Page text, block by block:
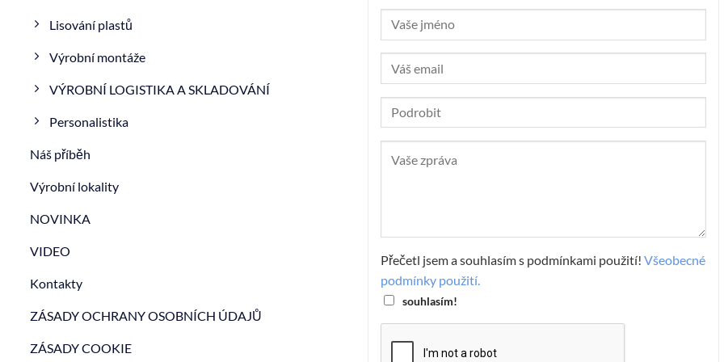
Lisování plastů
Výrobní montáže
VÝROBNÍ LOGISTIKA A SKLADOVÁNÍ
Personalistika
Náš příběh
Výrobní lokality
NOVINKA
VIDEO
Kontakty
ZÁSADY OCHRANY OSOBNÍCH ÚDAJŮ
ZÁSADY COOKIE
Přečetl jsem a souhlasím s podmínkami použití! Všeobecné
podmínky použití.
souhlasím!